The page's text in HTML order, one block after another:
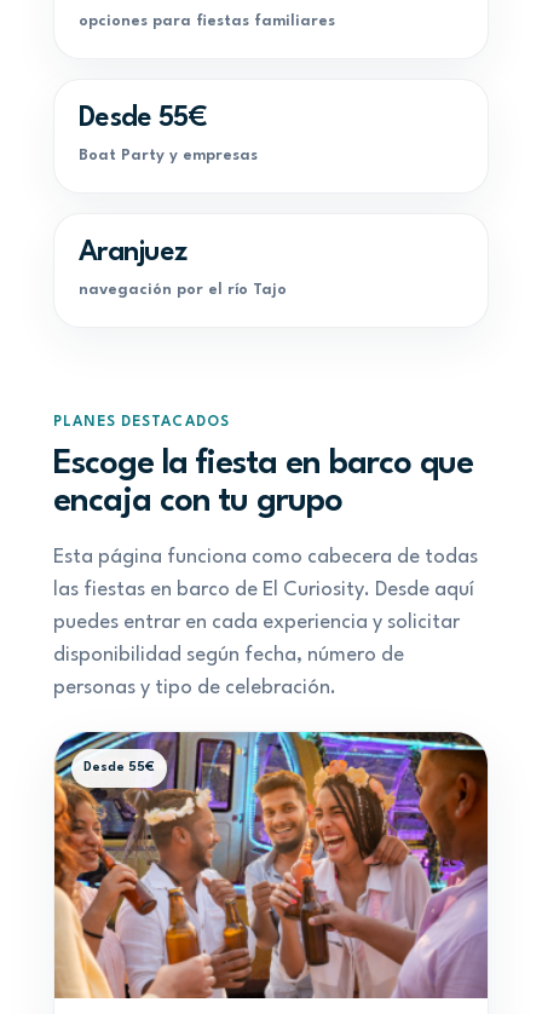
opciones para fiestas familiares
Desde 55€
Boat Party y empresas
Aranjuez
navegación por el río Tajo
PLANES DESTACADOS
Escoge la fiesta en barco que
encaja con tu grupo
Esta página funciona como cabecera de todas
las fiestas en barco de El Curiosity. Desde aquí
puedes entrar en cada experiencia y solicitar
disponibilidad según fecha, número de
personas y tipo de celebración.
Desde 55€